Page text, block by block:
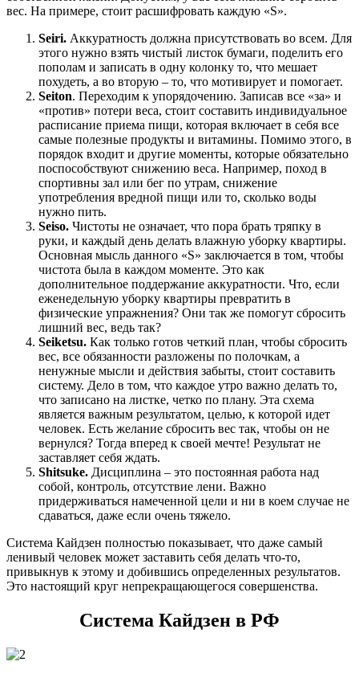
вес. На примере, стоит расшифровать каждую «S».
Seiri. Аккуратность должна присутствовать во всем. Для
этого нужно взять чистый листок бумаги, поделить его
пополам и записать в одну колонку то, что мешает
похудеть, а во вторую – то, что мотивирует и помогает.
Seiton. Переходим к упорядочению. Записав все «за» и
«против» потери веса, стоит составить индивидуальное
расписание приема пищи, которая включает в себя все
самые полезные продукты и витамины. Помимо этого, в
порядок входит и другие моменты, которые обязательно
поспособствуют снижению веса. Например, поход в
спортивны зал или бег по утрам, снижение
употребления вредной пищи или то, сколько воды
нужно пить.
Seiso. Чистоты не означает, что пора брать тряпку в
руки, и каждый день делать влажную уборку квартиры.
Основная мысль данного «S» заключается в том, чтобы
чистота была в каждом моменте. Это как
дополнительное поддержание аккуратности. Что, если
еженедельную уборку квартиры превратить в
физические упражнения? Они так же помогут сбросить
лишний вес, ведь так?
Seiketsu. Как только готов четкий план, чтобы сбросить
вес, все обязанности разложены по полочкам, а
ненужные мысли и действия забыты, стоит составить
систему. Дело в том, что каждое утро важно делать то,
что записано на листке, четко по плану. Эта схема
является важным результатом, целью, к которой идет
человек. Есть желание сбросить вес так, чтобы он не
вернулся? Тогда вперед к своей мечте! Результат не
заставляет себя ждать.
Shitsuke. Дисциплина – это постоянная работа над
собой, контроль, отсутствие лени. Важно
придерживаться намеченной цели и ни в коем случае не
сдаваться, даже если очень тяжело.
Система Кайдзен полностью показывает, что даже самый
ленивый человек может заставить себя делать что-то,
привыкнув к этому и добившись определенных результатов.
Это настоящий круг непрекращающегося совершенства.
Система Кайдзен в РФ